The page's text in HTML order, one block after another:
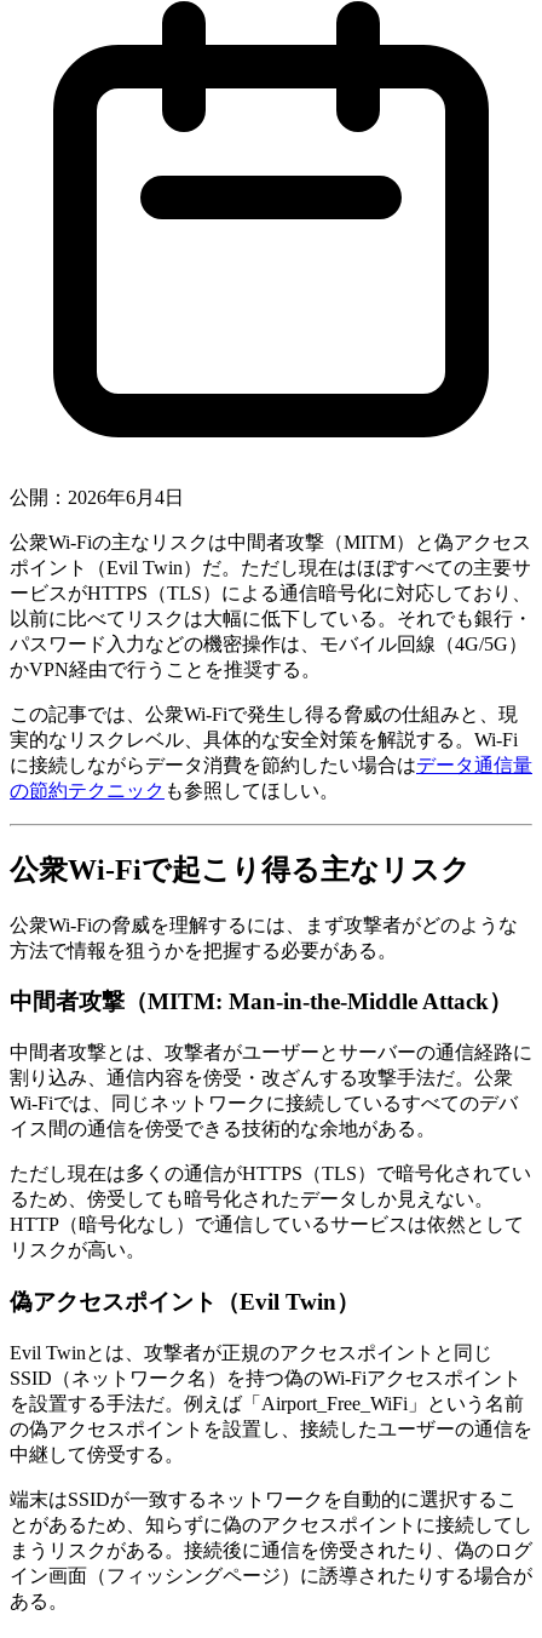
公開：2026年6月4日
公衆Wi-Fiの主なリスクは中間者攻撃（MITM）と偽アクセス
ポイント（Evil Twin）だ。ただし現在はほぼすべての主要サ
ービスがHTTPS（TLS）による通信暗号化に対応しており、
以前に比べてリスクは大幅に低下している。それでも銀行・
パスワード入力などの機密操作は、モバイル回線（4G/5G）
かVPN経由で行うことを推奨する。
この記事では、公衆Wi-Fiで発生し得る脅威の仕組みと、現
実的なリスクレベル、具体的な安全対策を解説する。Wi-Fi
に接続しながらデータ消費を節約したい場合はデータ通信量
の節約テクニック も参照してほしい。
公衆Wi-Fiで起こり得る主なリスク
公衆Wi-Fiの脅威を理解するには、まず攻撃者がどのような
方法で情報を狙うかを把握する必要がある。
中間者攻撃（MITM: Man-in-the-Middle Attack）
中間者攻撃とは、攻撃者がユーザーとサーバーの通信経路に
割り込み、通信内容を傍受・改ざんする攻撃手法だ。公衆
Wi-Fiでは、同じネットワークに接続しているすべてのデバ
イス間の通信を傍受できる技術的な余地がある。
ただし現在は多くの通信がHTTPS（TLS）で暗号化されてい
るため、傍受しても暗号化されたデータしか見えない。
HTTP（暗号化なし）で通信しているサービスは依然として
リスクが高い。
偽アクセスポイント（Evil Twin）
Evil Twinとは、攻撃者が正規のアクセスポイントと同じ
SSID（ネットワーク名）を持つ偽のWi-Fiアクセスポイント
を設置する手法だ。例えば「Airport_Free_WiFi」という名前
の偽アクセスポイントを設置し、接続したユーザーの通信を
中継して傍受する。
端末はSSIDが一致するネットワークを自動的に選択するこ
とがあるため、知らずに偽のアクセスポイントに接続してし
まうリスクがある。接続後に通信を傍受されたり、偽のログ
イン画面（フィッシングページ）に誘導されたりする場合が
ある。